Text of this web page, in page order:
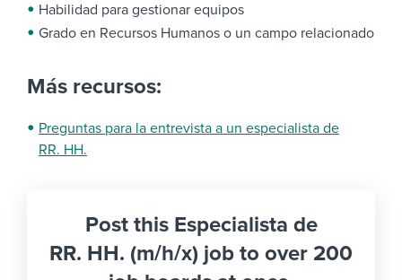
Habilidad para gestionar equipos
Grado en Recursos Humanos o un campo relacionado
Más recursos:
Preguntas para la entrevista a un especialista de
RR. HH.
Post this Especialista de
RR. HH. (m/h/x) job to over 200